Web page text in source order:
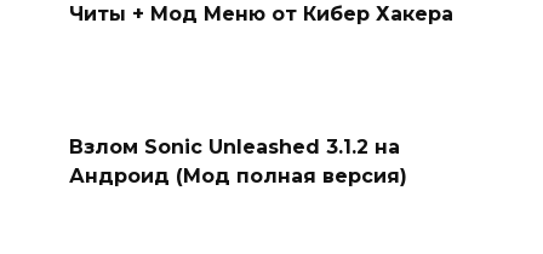
Читы + Мод Меню от Кибер Хакера
Взлом Sonic Unleashed 3.1.2 на
Андроид (Мод полная версия)